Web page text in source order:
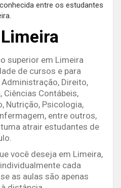
entre os estudantes
superior em Limeira
de cursos e para
Direito,
Ciências Contábeis,
Nutrição, Psicologia,
entre outros,
atrair estudantes de
você deseja em Limeira,
cada
as aulas são apenas